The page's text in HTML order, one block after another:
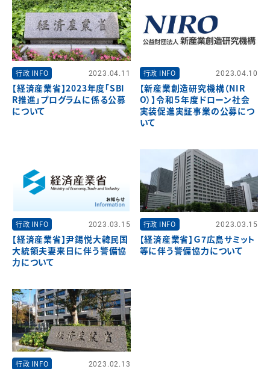
行政 INFO 2023.04.11
【経済産業省】2023年度「SBI
R推進」プログラムに係る公募
について
行政 INFO 2023.04.10
【新産業創造研究機構（NIR
O）】令和５年度ドローン社会
実装促進実証事業の公募につ
いて
行政 INFO 2023.03.15
【経済産業省】尹錫悦大韓民国
大統領夫妻来日に伴う警備協
力について
行政 INFO 2023.03.15
【経済産業省】Ｇ7広島サミット
等に伴う警備協力について
行政 INFO 2023.02.13